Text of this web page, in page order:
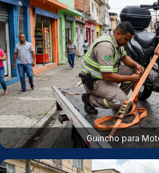
Guincho para